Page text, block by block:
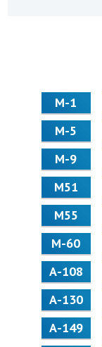
М-1
М-5
М-9
М51
М55
M-60
А-108
А-130
А-149